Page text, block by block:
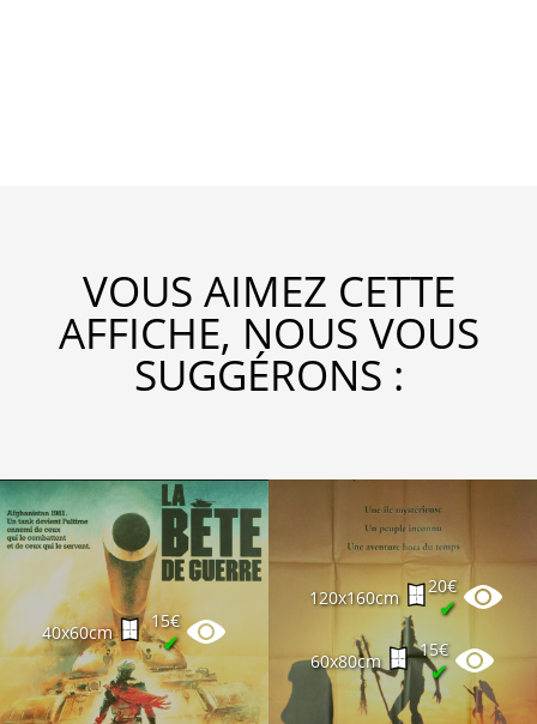
VOUS AIMEZ CETTE
AFFICHE, NOUS VOUS
SUGGÉRONS :
40x60cm
15€
✔
120x160cm
20€
✔
60x80cm
15€
✔